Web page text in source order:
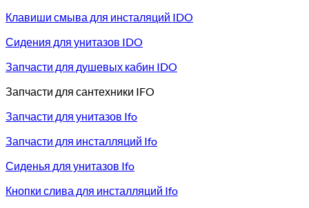
Клавиши смыва для инсталяций IDO
Сидения для унитазов IDO
Запчасти для душевых кабин IDO
Запчасти для сантехники IFO
Запчасти для унитазов Ifo
Запчасти для инсталляций Ifo
Сиденья для унитазов Ifo
Кнопки слива для инсталляций Ifo